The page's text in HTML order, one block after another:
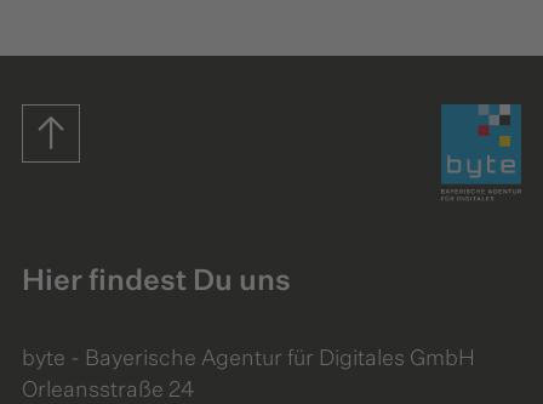
Startseite
Hier findest Du uns
byte - Bayerische Agentur für Digitales GmbH
Orleansstraße 24